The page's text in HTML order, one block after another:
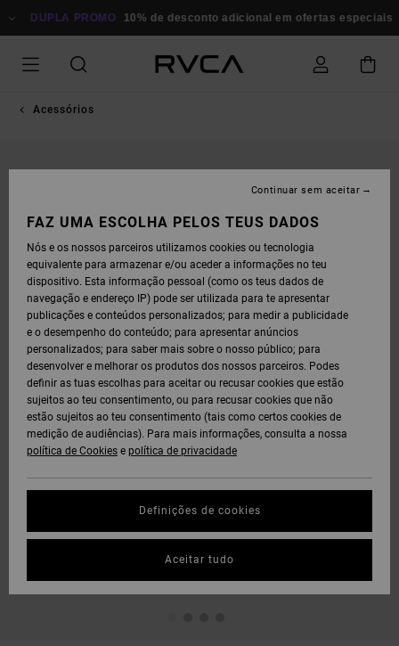
PARADUPLA PROMO 10% de desconto adicional em ofertas especiais
Acessórios
FAZ UMA ESCOLHA PELOS TEUS DADOS
Nós e os nossos parceiros utilizamos cookies ou tecnologia
equivalente para armazenar e/ou aceder a informações no teu
dispositivo. Esta informação pessoal (como os teus dados de
navegação e endereço IP) pode ser utilizada para te apresentar
publicações e conteúdos personalizados; para medir a publicidade
e o desempenho do conteúdo; para apresentar anúncios
personalizados; para saber mais sobre o nosso público; para
desenvolver e melhorar os produtos dos nossos parceiros. Podes
definir as tuas escolhas para aceitar ou recusar cookies que estão
sujeitos ao teu consentimento, ou para recusar cookies que não
estão sujeitos ao teu consentimento (tais como certos cookies de
medição de audiências). Para mais informações, consulta a nossa
política de Cookies e política de privacidade
Definições de cookies
Continuar sem aceitar
Aceitar tudo